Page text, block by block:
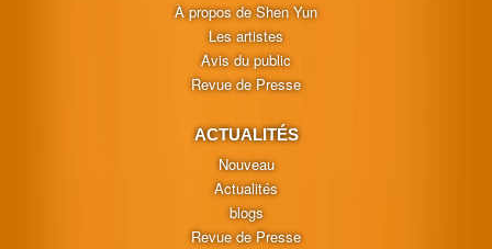
À propos de Shen Yun
Les artistes
Avis du public
Revue de Presse
ACTUALITÉS
Nouveau
Actualités
blogs
Revue de Presse